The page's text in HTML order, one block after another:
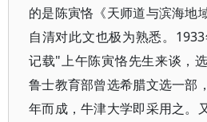
的是陈寅恪《天师道与滨海地
自清对此文也极为熟悉。
记载"上午陈寅恪先生来谈，
鲁士教育部曾选希腊文选一部
年而成，牛津大学即采用之。